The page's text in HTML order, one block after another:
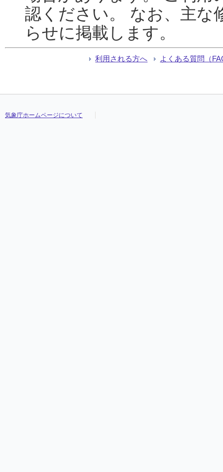
認ください。 なお、主な
らせに掲載します。
利用される方へ よくある質問（
気象庁ホームページについて